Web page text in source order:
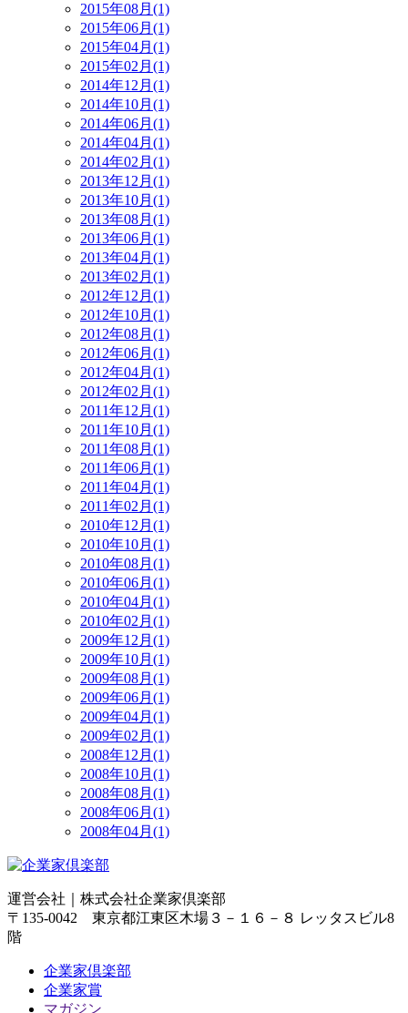
2015年08月(1)
2015年06月(1)
2015年04月(1)
2015年02月(1)
2014年12月(1)
2014年10月(1)
2014年06月(1)
2014年04月(1)
2014年02月(1)
2013年12月(1)
2013年10月(1)
2013年08月(1)
2013年06月(1)
2013年04月(1)
2013年02月(1)
2012年12月(1)
2012年10月(1)
2012年08月(1)
2012年06月(1)
2012年04月(1)
2012年02月(1)
2011年12月(1)
2011年10月(1)
2011年08月(1)
2011年06月(1)
2011年04月(1)
2011年02月(1)
2010年12月(1)
2010年10月(1)
2010年08月(1)
2010年06月(1)
2010年04月(1)
2010年02月(1)
2009年12月(1)
2009年10月(1)
2009年08月(1)
2009年06月(1)
2009年04月(1)
2009年02月(1)
2008年12月(1)
2008年10月(1)
2008年08月(1)
2008年06月(1)
2008年04月(1)
運営会社｜ 株式会社企業家倶楽部
〒135-0042 東京都江東区木場３－１６－８ レッタスビル8
階
企業家倶楽部
企業家賞
マガジン